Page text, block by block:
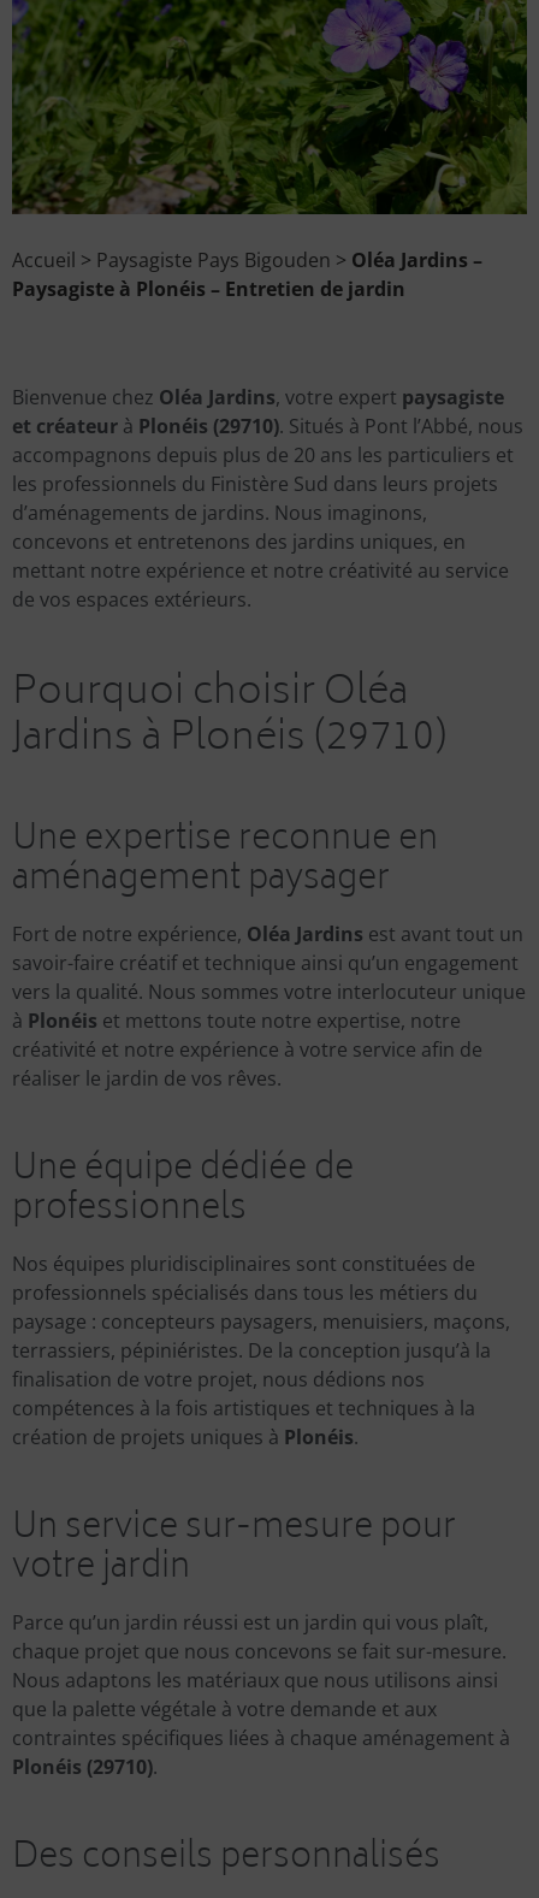
Accueil > Paysagiste Pays Bigouden > Oléa Jardins –
Paysagiste à Plonéis – Entretien de jardin
Bienvenue chez Oléa Jardins, votre expert paysagiste
et créateur à Plonéis (29710). Situés à Pont l’Abbé, nous
accompagnons depuis plus de 20 ans les particuliers et
les professionnels du Finistère Sud dans leurs projets
d’aménagements de jardins. Nous imaginons,
concevons et entretenons des jardins uniques, en
mettant notre expérience et notre créativité au service
de vos espaces extérieurs.
Pourquoi choisir Oléa
Jardins à Plonéis (29710)
Une expertise reconnue en
aménagement paysager
Fort de notre expérience, Oléa Jardins est avant tout un
savoir-faire créatif et technique ainsi qu’un engagement
vers la qualité. Nous sommes votre interlocuteur unique
à Plonéis et mettons toute notre expertise, notre
créativité et notre expérience à votre service afin de
réaliser le jardin de vos rêves.
Une équipe dédiée de
professionnels
Nos équipes pluridisciplinaires sont constituées de
professionnels spécialisés dans tous les métiers du
paysage : concepteurs paysagers, menuisiers, maçons,
terrassiers, pépiniéristes. De la conception jusqu’à la
finalisation de votre projet, nous dédions nos
compétences à la fois artistiques et techniques à la
création de projets uniques à Plonéis.
Un service sur-mesure pour
votre jardin
Parce qu’un jardin réussi est un jardin qui vous plaît,
chaque projet que nous concevons se fait sur-mesure.
Nous adaptons les matériaux que nous utilisons ainsi
que la palette végétale à votre demande et aux
contraintes spécifiques liées à chaque aménagement à
Plonéis (29710).
Des conseils personnalisés